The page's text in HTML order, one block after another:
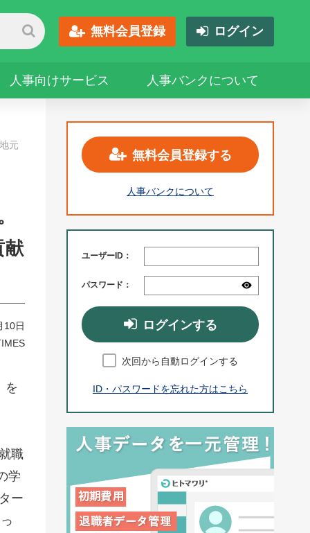
無料会員登録 ログイン
人事向けサービス 人事バンクについて
元
献
10日
を
職
学
ー
無料会員登録する
人事バンクについて
ユーザーID：
パスワード：
ログインする
次回から自動ログインする
ID・パスワードを忘れた方はこちら